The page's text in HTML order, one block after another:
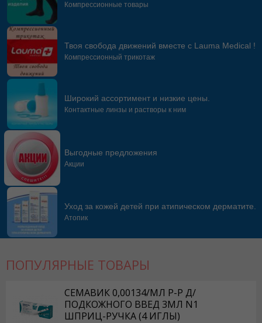
Компрессионные товары
Твоя свобода движений вместе с Lauma Medical !
Компрессионный трикотаж
Широкий ассортимент и низкие цены.
Контактные линзы и растворы к ним
Выгодные предложения
Акции
Уход за кожей детей при атипическом дерматите.
Атопик
ПОПУЛЯРНЫЕ ТОВАРЫ
СЕМАВИК 0,00134/МЛ Р-Р Д/
ПОДКОЖНОГО ВВЕД 3МЛ N1
ШПРИЦ-РУЧКА (4 ИГЛЫ)